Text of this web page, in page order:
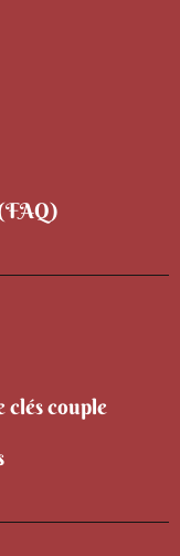
clés couple